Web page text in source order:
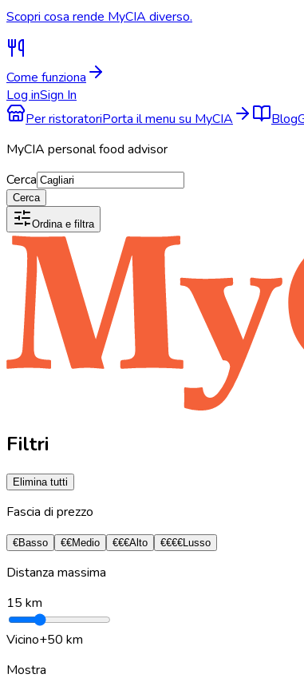
Scopri cosa rende MyCIA diverso.
Come funziona
Log inSign In
Per ristoratoriPorta il menu su MyCIA Blog
MyCIA personal food advisor
Cerca
Cerca
Ordina e filtra
Filtri
Elimina tutti
Fascia di prezzo
€Basso €€Medio €€€Alto €€€€ Lusso
Distanza massima
15 km
Vicino+50 km
Mostra